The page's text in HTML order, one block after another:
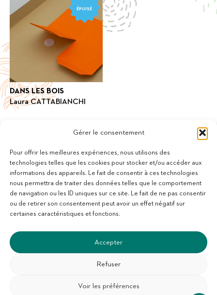
Gérer le consentement
Pour offrir les meilleures expériences, nous utilisons des
technologies telles que les cookies pour stocker et/ou accéder aux
informations des appareils. Le fait de consentir à ces technologies
nous permettra de traiter des données telles que le comportement
de navigation ou les ID uniques sur ce site. Le fait de ne pas consentir
ou de retirer son consentement peut avoir un effet négatif sur
certaines caractéristiques et fonctions.
Accepter
Refuser
Voir les préférences
DANS LES BOIS
Laura CATTABIANCHI
ÉPUISÉ
11 bis Rue des Novalles
21240 Talant - France
+33 (0)3 80 59 22 88
Membre de la Fédération des Aveugles de France
Membre du collectif Les Éditeurs Atypiques
SUIVEZ-NOUS :